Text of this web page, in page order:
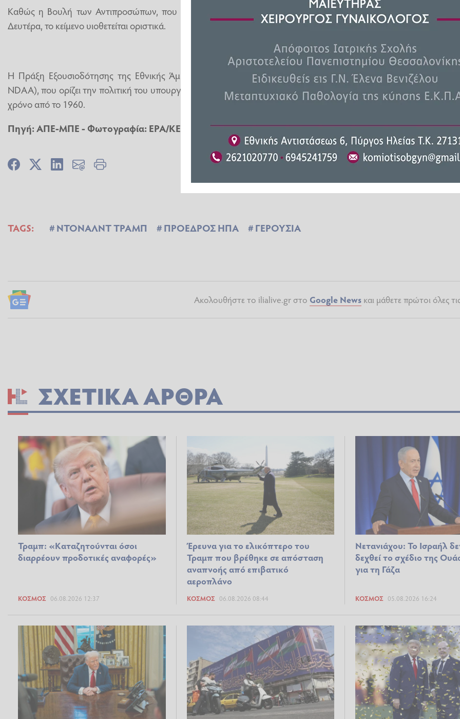
Καθώς η Βουλή των Αντιπροσώπων, που ελέγχουν οι Δημοκρατικοί, έκανε το ίδιο τη
Δευτέρα, το κείμενο υιοθετείται οριστικά.
Η Πράξη Εξουσιοδότησης της Εθνικής Άμυνας (National Defense Authorization Act-
NDAA), που ορίζει την πολιτική του υπουργείου Άμυνας της χώρας, υπερψηφίζεται κάθε
χρόνο από το 1960.
Πηγή: ΑΠΕ-ΜΠΕ - Φωτογραφία: EPA/KEN CEDENO / POOL
TAGS: ΝΤΟΝΑΛΝΤ ΤΡΑΜΠ ΠΡΟΕΔΡΟΣ ΗΠΑ ΓΕΡΟΥΣΙΑ
Ακολουθήστε το ilialive.gr στο Google Newsκαι μάθετε πρώτοι όλες
ΣΧΕΤΙΚΆ ΆΡΘΡΑ
Τραμπ: «Καταζητούνται όσοι
διαρρέουν προδοτικές αναφορές»
ΚΌΣΜΟΣ 06.08.2026 12:37
Έρευνα για το ελικόπτερο του
Τραμπ που βρέθηκε σε απόσταση
αναπνοής από επιβατικό
αεροπλάνο
ΚΌΣΜΟΣ 06.08.2026 08:44
Νετανιάχου: Το Ισραήλ
δεχθεί το σχέδιο της
για τη Γάζα
ΚΌΣΜΟΣ 05.08.2026 16:24